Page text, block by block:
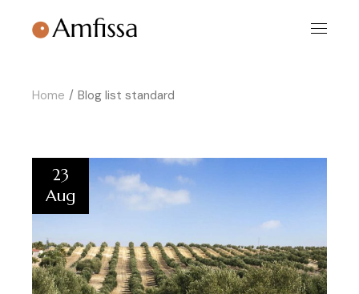
Home Blog list standard
23
Aug